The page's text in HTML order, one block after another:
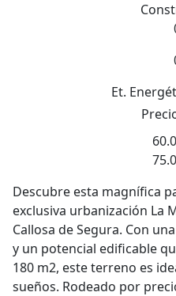
Et.
Descubre esta magnífica
exclusiva urbanización La
Callosa de Segura. Con
y un potencial edificable
180 m2, este terreno es
sueños. Rodeado por